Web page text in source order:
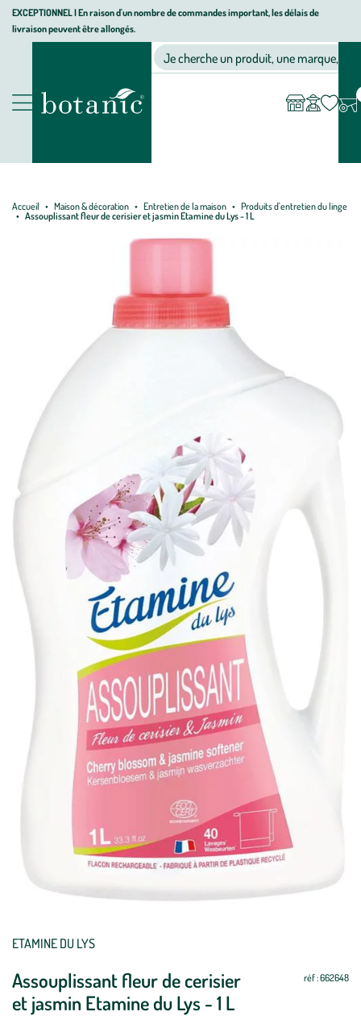
Aller
Aller
au
Aller
au
page
EXCEPTIONNEL I En raison d'un nombre de commandes important, les délais de
livraison peuvent être allongés.
Nos produits
Jardinerie écologique, animalerie, décoration, alimentation bio
Je cherche un produit, une marque, un
compte
Accueil Maison & décoration Entretien de la maison
Produits d'entretien du linge
Assouplissant fleur de cerisier et jasmin Etamine du Lys - 1 L
ETAMINE DU LYS
Assouplissant fleur de cerisier
et jasmin Etamine du Lys - 1 L
réf : 662648